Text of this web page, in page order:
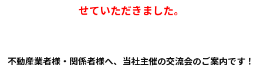
せていただきました。
不動産業者様・関係者様へ、当社主催の交流会のご案内です！